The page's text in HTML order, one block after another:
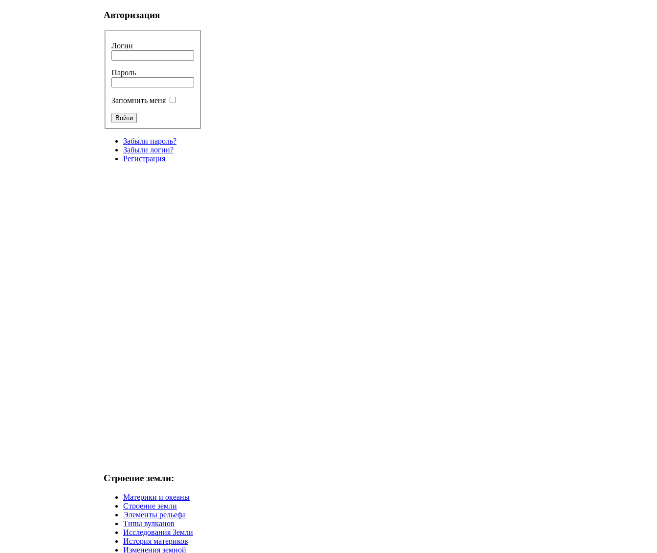
Авторизация
Логин
Пароль
Запомнить меня
Забыли пароль?
Забыли логин?
Регистрация
Строение земли:
Материки и океаны
Строение земли
Элементы рельефа
Типы вулканов
Исследования Земли
История материков
Изменения земной